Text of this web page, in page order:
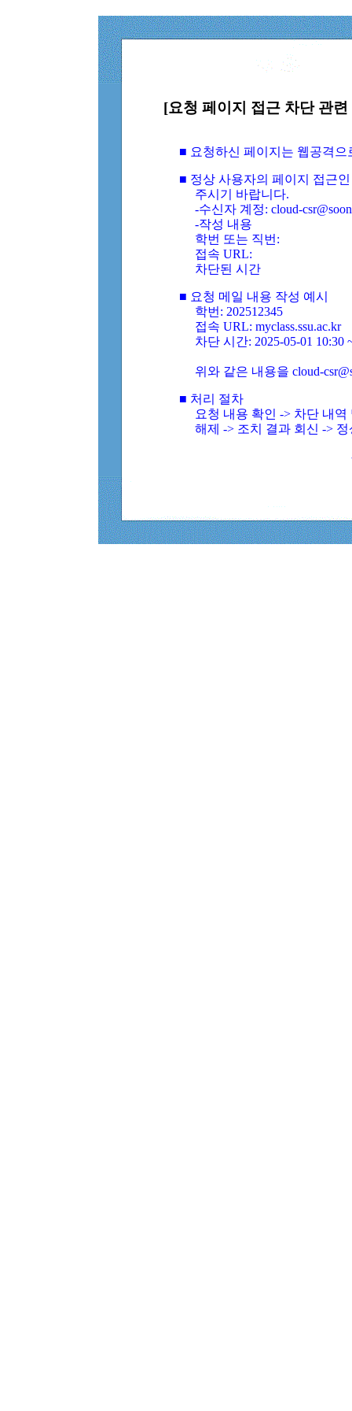
[요청 페이지 접근 차단 관
■ 요청하신 페이지는 웹공격
■ 정상 사용자의 페이지 접근
주시기 바랍니다.
-수신자 계정: cloud-
-작성 내용
학번 또는 직번:
접속 URL:
차단된 시간
■ 요청 메일 내용 작성 예시
학번: 202512345
접속 URL: myclass.ssu.ac.kr
차단 시간: 2025-05-01 10:30
위와 같은 내용을 cloud-
■ 처리 절차
요청 내용 확인 -> 차단 내
해제 -> 조치 결과 회신 ->